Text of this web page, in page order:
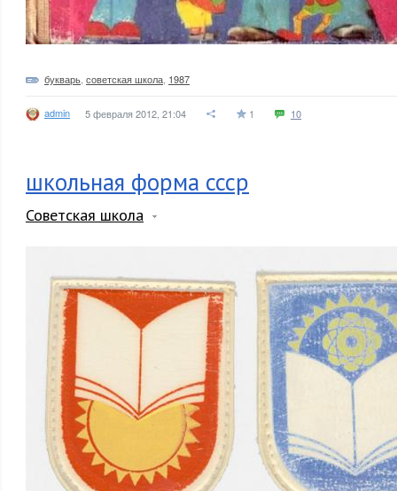
букварь советская школа 1987
admin 5 февраля 2012, 21:04 1 10
школьная форма ссср
Советская школа